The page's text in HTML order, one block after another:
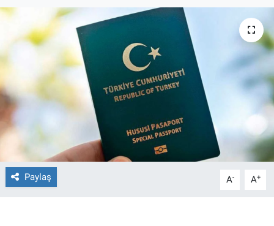
Paylaş A- A+
Eğlence
Ekonomi
Forum
Gerçeğin İzinde
Gün Başlıyor